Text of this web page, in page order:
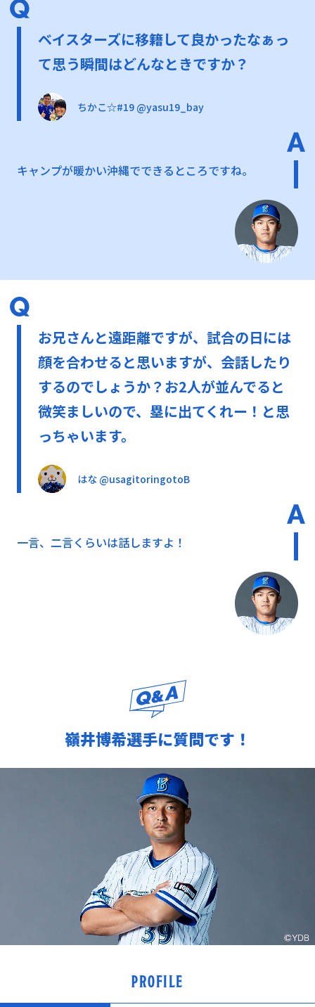
ベイスターズに移籍して良かったなぁっ
て思う瞬間はどんなときですか？
ちかこ☆#19 @yasu19_bay
キャンプが暖かい沖縄でできるところですね。
お兄さんと遠距離ですが、試合の日には
顔を合わせると思いますが、会話したり
するのでしょうか？お2人が並んでると
微笑ましいので、塁に出てくれー！と思
っちゃいます。
はな @usagitoringotoB
一言、二言くらいは話しますよ！
嶺井博希選手に質問です！
PROFILE